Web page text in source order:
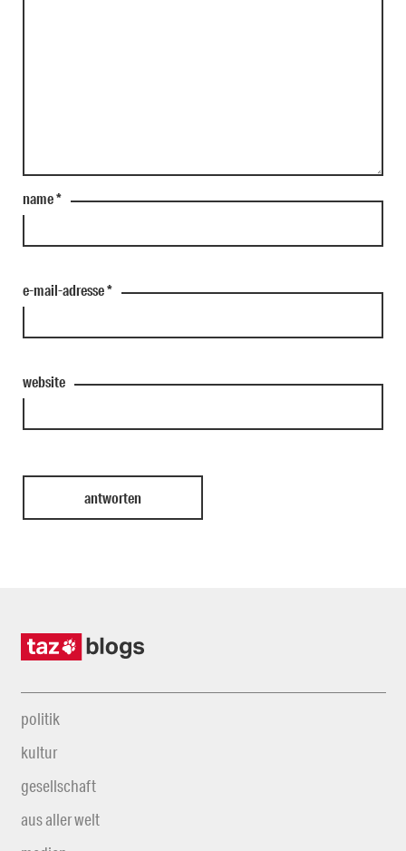
name*
e-mail-adresse*
website
politik
kultur
gesellschaft
aus aller welt